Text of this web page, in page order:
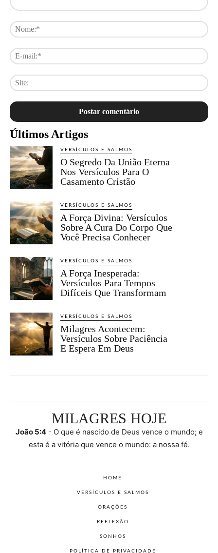
Últimos Artigos
VERSÍCULOS E SALMOS
O Segredo Da União Eterna
Nos Versículos Para O
Casamento Cristão
VERSÍCULOS E SALMOS
A Força Divina: Versículos
Sobre A Cura Do Corpo Que
Você Precisa Conhecer
VERSÍCULOS E SALMOS
A Força Inesperada:
Versículos Para Tempos
Difíceis Que Transformam
VERSÍCULOS E SALMOS
Milagres Acontecem:
Versículos Sobre Paciência
E Espera Em Deus
MILAGRES HOJE
João 5:4- O que é nascido de Deus vence o mundo; e
esta é a vitória que vence o mundo: a nossa fé.
HOME
VERSÍCULOS E SALMOS
ORAÇÕES
REFLEXÃO
SONHOS
POLÍTICA DE PRIVACIDADE